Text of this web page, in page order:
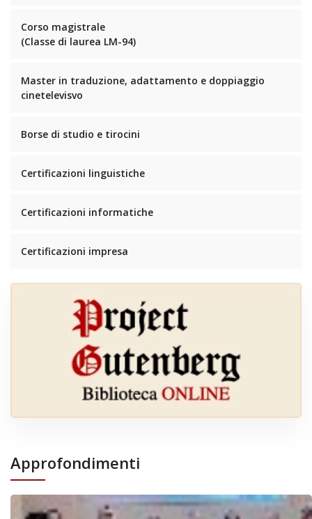
Corso magistrale
(Classe di laurea LM-94)
Master in traduzione, adattamento e doppiaggio
cinetelevisvo
Borse di studio e tirocini
Certificazioni linguistiche
Certificazioni informatiche
Certificazioni impresa
Approfondimenti